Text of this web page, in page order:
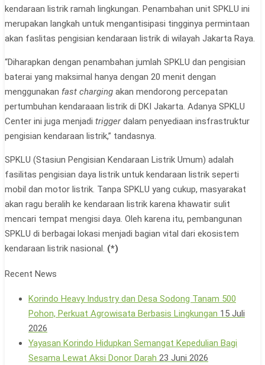
kendaraan listrik ramah lingkungan. Penambahan unit SPKLU ini
merupakan langkah untuk mengantisipasi tingginya permintaan
akan faslitas pengisian kendaraan listrik di wilayah Jakarta Raya.
“Diharapkan dengan penambahan jumlah SPKLU dan pengisian
baterai yang maksimal hanya dengan 20 menit dengan
menggunakan fast charging akan mendorong percepatan
pertumbuhan kendaraaan listrik di DKI Jakarta. Adanya SPKLU
Center ini juga menjadi triggerdalam penyediaan insfrastruktur
pengisian kendaraan listrik,” tandasnya.
SPKLU (Stasiun Pengisian Kendaraan Listrik Umum) adalah
fasilitas pengisian daya listrik untuk kendaraan listrik seperti
mobil dan motor listrik. Tanpa SPKLU yang cukup, masyarakat
akan ragu beralih ke kendaraan listrik karena khawatir sulit
mencari tempat mengisi daya. Oleh karena itu, pembangunan
SPKLU di berbagai lokasi menjadi bagian vital dari ekosistem
kendaraan listrik nasional. (*)
Recent News
Korindo Heavy Industry dan Desa Sodong Tanam 500
Pohon, Perkuat Agrowisata Berbasis Lingkungan 15 Juli
2026
Yayasan Korindo Hidupkan Semangat Kepedulian Bagi
Sesama Lewat Aksi Donor Darah 23 Juni 2026